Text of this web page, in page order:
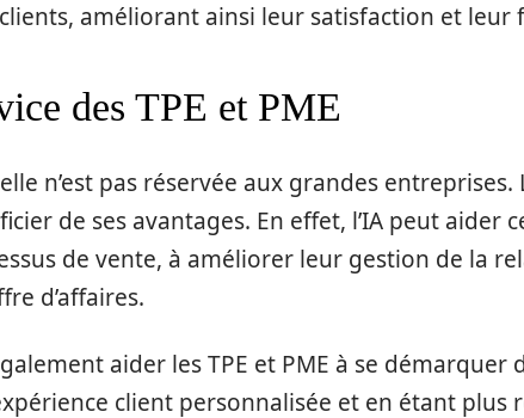
améliorant ainsi leur satisfaction et leur
des TPE et PME
n’est pas réservée aux grandes entreprises.
de ses avantages. En effet, l’IA peut aider
de vente, à améliorer leur gestion de la
d’affaires.
aider les TPE et PME à se démarquer
client personnalisée et en étant plus